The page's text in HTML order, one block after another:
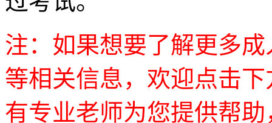
注：如果想要了解更多
等相关信息，欢迎点击
有专业老师为您提供帮